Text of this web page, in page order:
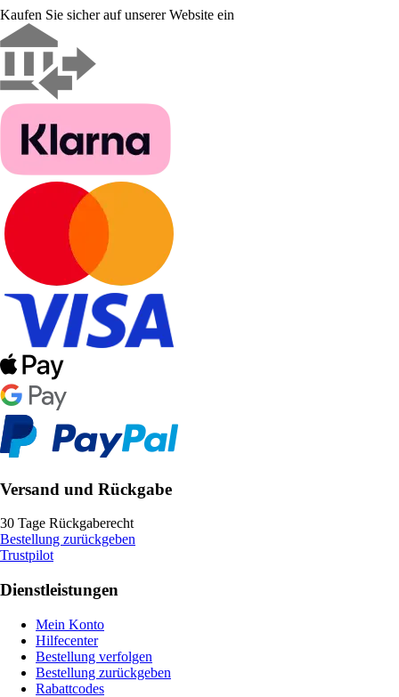
Kaufen Sie sicher auf unserer Website ein
Versand und Rückgabe
30 Tage Rückgaberecht
Bestellung zurückgeben
Trustpilot
Dienstleistungen
Mein Konto
Hilfecenter
Bestellung verfolgen
Bestellung zurückgeben
Rabattcodes